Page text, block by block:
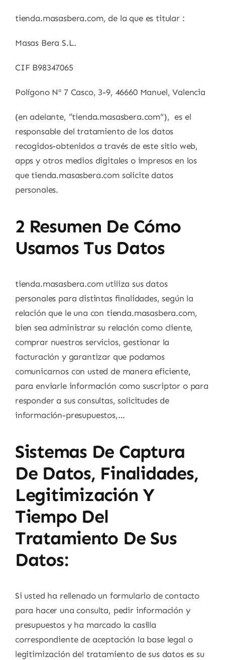
tienda.masasbera.com, de la que es titular :
Masas Bera S.L.
CIF B98347065
Polígono Nº 7 Casco, 3-9, 46660 Manuel, Valencia
(en adelante, “tienda.masasbera.com”), es el
responsable del tratamiento de los datos
recogidos-obtenidos a través de este sitio web,
apps y otros medios digitales o impresos en los
que tienda.masasbera.com solicite datos
personales.
2 Resumen De Cómo
Usamos Tus Datos
tienda.masasbera.com utiliza sus datos
personales para distintas finalidades, según la
relación que le una con tienda.masasbera.com,
bien sea administrar su relación como cliente,
comprar nuestros servicios, gestionar la
facturación y garantizar que podamos
comunicarnos con usted de manera eficiente,
para enviarle información como suscriptor o para
responder a sus consultas, solicitudes de
información-presupuestos,…
Sistemas De Captura
De Datos, Finalidades,
Legitimización Y
Tiempo Del
Tratamiento De Sus
Datos:
Si usted ha rellenado un formulario de contacto
para hacer una consulta, pedir información y
presupuestos y ha marcado la casilla
correspondiente de aceptación la base legal o
legitimización del tratamiento de sus datos es su